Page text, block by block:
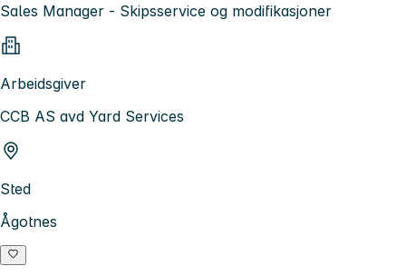
Sales Manager - Skipsservice og modifikasjoner
Arbeidsgiver
CCB AS avd Yard Services
Sted
Ågotnes